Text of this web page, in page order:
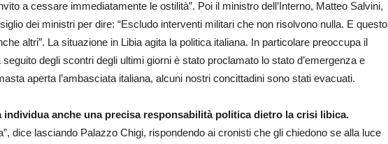
a cessare immediatamente le ostilità”. Poi il ministro dell’Interno, Matteo Salvini,
dei ministri per dire: “Escludo interventi militari che non risolvono nulla. E questo
altri”. La situazione in Libia agita la politica italiana. In particolare preoccupa il
degli scontri degli ultimi giorni è stato proclamato lo stato d’emergenza e
aperta l’ambasciata italiana, alcuni nostri concittadini sono stati evacuati.
individua anche una precisa responsabilità politica dietro la crisi libica.
dice lasciando Palazzo Chigi, rispondendo ai cronisti che gli chiedono se alla luce